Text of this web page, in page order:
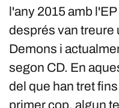
l'any 2015 amb
després van treure
Demons i
segon CD. En
del que han tret
primer cop, algun